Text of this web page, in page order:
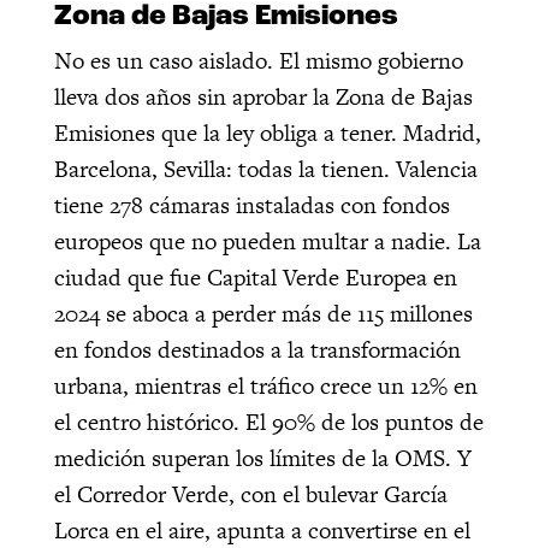
Zona de Bajas Emisiones
No es un caso aislado. El mismo gobierno
lleva dos años sin aprobar la Zona de Bajas
Emisiones que la ley obliga a tener. Madrid,
Barcelona, Sevilla: todas la tienen. Valencia
tiene 278 cámaras instaladas con fondos
europeos que no pueden multar a nadie. La
ciudad que fue Capital Verde Europea en
2024 se aboca a perder más de 115 millones
en fondos destinados a la transformación
urbana, mientras el tráfico crece un 12% en
el centro histórico. El 90% de los puntos de
medición superan los límites de la OMS. Y
el Corredor Verde, con el bulevar García
Lorca en el aire, apunta a convertirse en el